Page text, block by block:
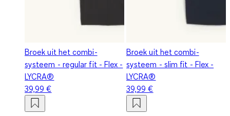
Broek uit het combi-
systeem - regular fit - Flex -
LYCRA®
39,99 €
Broek uit het combi-
systeem - slim fit - Flex -
LYCRA®
39,99 €